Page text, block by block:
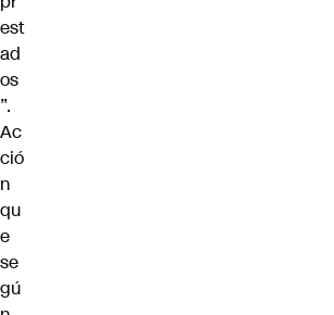
est
ad
os
”.
Ac
ció
n
qu
e
se
gú